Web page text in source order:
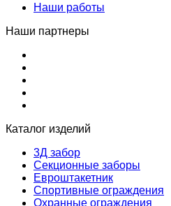
Наши работы
Наши партнеры
Каталог изделий
3Д забор
Секционные заборы
Евроштакетник
Спортивные ограждения
Охранные ограждения